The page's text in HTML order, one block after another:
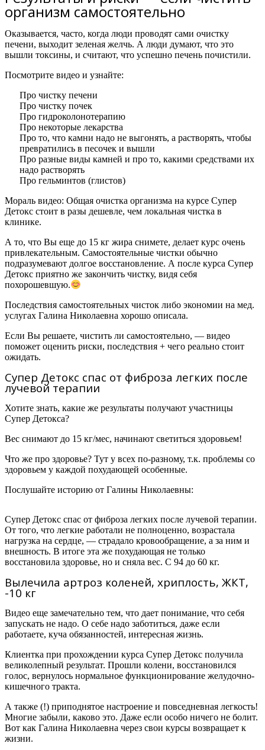
организм самостоятельно
Оказывается, часто, когда люди проводят сами очистку
печени, выходит зеленая желчь. А люди думают, что это
вышли токсины, и считают, что успешно печень почистили.
Посмотрите видео и узнайте:
Про чистку печени
Про чистку почек
Про гидроколонотерапию
Про некоторые лекарства
Про то, что камни надо не выгонять, а растворять, чтобы
превратились в песочек и вышли
Про разные виды камней и про то, какими средствами их
надо растворять
Про гельминтов (глистов)
Мораль видео: Общая очистка организма на курсе Супер
Детокс стоит в разы дешевле, чем локальная чистка в
клинике.
А то, что Вы еще до 15 кг жира снимете, делает курс очень
привлекательным. Самостоятельные чистки обычно
подразумевают долгое восстановление. А после курса Супер
Детокс приятно же закончить чистку, видя себя
похорошевшую.
Последствия самостоятельных чисток либо экономии на мед.
услугах Галина Николаевна хорошо описала.
Если Вы решаете, чистить ли самостоятельно, — видео
поможет оценить риски, последствия + чего реально стоит
ожидать.
Супер Детокс спас от фиброза легких после
лучевой терапии
Хотите знать, какие же результаты получают участницы
Супер Детокса?
Вес снимают до 15 кг/мес, начинают светиться здоровьем!
Что же про здоровье? Тут у всех по-разному, т.к. проблемы со
здоровьем у каждой похудающей особенные.
Послушайте историю от Галины Николаевны:
Супер Детокс спас от фиброза легких после лучевой терапии.
От того, что легкие работали не полноценно, возрастала
нагрузка на сердце, — страдало кровообращение, а за ним и
внешность. В итоге эта же похудающая не только
восстановила здоровье, но и сняла вес. С 94 до 60 кг.
Вылечила артроз коленей, хриплость, ЖКТ,
-10 кг
Видео еще замечательно тем, что дает понимание, что себя
запускать не надо. О себе надо заботиться, даже если
работаете, куча обязанностей, интересная жизнь.
Клиентка при прохождении курса Супер Детокс получила
великолепный результат. Прошли колени, восстановился
голос, вернулось нормальное функционирование желудочно-
кишечного тракта.
А также (!) приподнятое настроение и повседневная легкость!
Многие забыли, каково это. Даже если особо ничего не болит.
Вот как Галина Николаевна через свои курсы возвращает к
жизни.